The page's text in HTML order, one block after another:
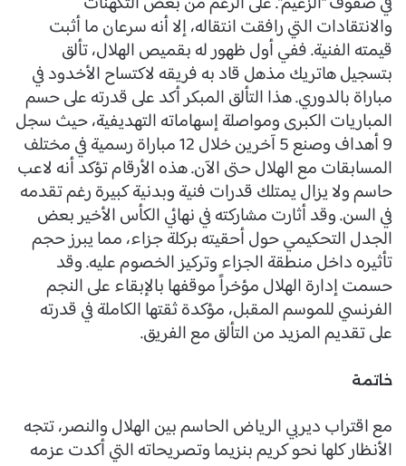
والانتقادات التي رافقت انتقاله، إلا أنه سرعان ما أثبت
قيمته الفنية. ففي أول ظهور له بقميص الهلال، تألق
بتسجيل هاتريك مذهل قاد به فريقه لاكتساح الأخدود في
مباراة بالدوري. هذا التألق المبكر أكد على قدرته على حسم
المباريات الكبرى ومواصلة إسهاماته التهديفية، حيث سجل
9 أهداف وصنع 5 آخرين خلال 12 مباراة رسمية في مختلف
المسابقات مع الهلال حتى الآن. هذه الأرقام تؤكد أنه لاعب
حاسم ولا يزال يمتلك قدرات فنية وبدنية كبيرة رغم تقدمه
في السن. وقد أثارت مشاركته في نهائي الكأس الأخير بعض
الجدل التحكيمي حول أحقيته بركلة جزاء، مما يبرز حجم
تأثيره داخل منطقة الجزاء وتركيز الخصوم عليه. وقد
حسمت إدارة الهلال مؤخراً موقفها بالإبقاء على النجم
الفرنسي للموسم المقبل، مؤكدة ثقتها الكاملة في قدرته
على تقديم المزيد من التألق مع الفريق.
خاتمة
مع اقتراب ديربي الرياض الحاسم بين الهلال والنصر، تتجه
الأنظار كلها نحو كريم بنزيما وتصريحاته التي أكدت عزمه